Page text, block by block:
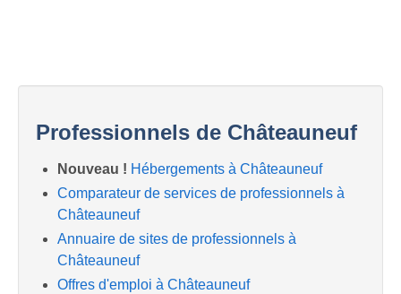
Professionnels de Châteauneuf
Nouveau ! Hébergements à Châteauneuf
Comparateur de services de professionnels à
Châteauneuf
Annuaire de sites de professionnels à
Châteauneuf
Offres d'emploi à Châteauneuf